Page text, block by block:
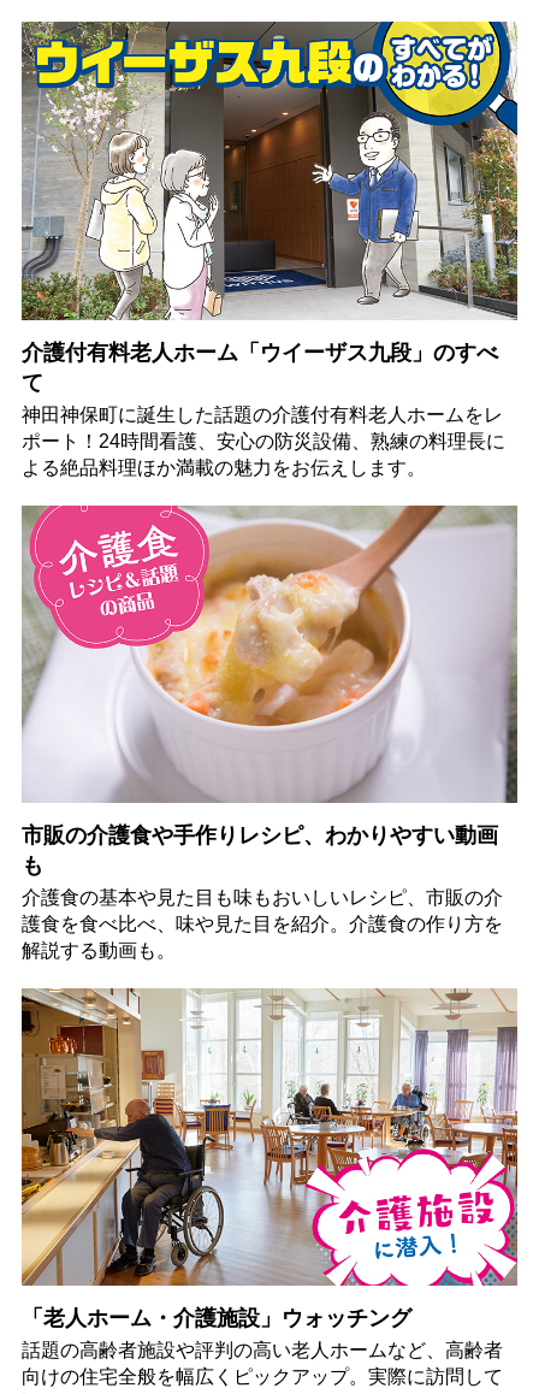
介護付有料老人ホーム「ウイーザス九段」のすべ
て
神田神保町に誕生した話題の介護付有料老人ホームをレ
ポート！24時間看護、安心の防災設備、熟練の料理長に
よる絶品料理ほか満載の魅力をお伝えします。
市販の介護食や手作りレシピ、わかりやすい動画
も
介護食の基本や見た目も味もおいしいレシピ、市販の介
護食を食べ比べ、味や見た目を紹介。介護食の作り方を
解説する動画も。
「老人ホーム・介護施設」ウォッチング
話題の高齢者施設や評判の高い老人ホームなど、高齢者
向けの住宅全般を幅広くピックアップ。実際に訪問して